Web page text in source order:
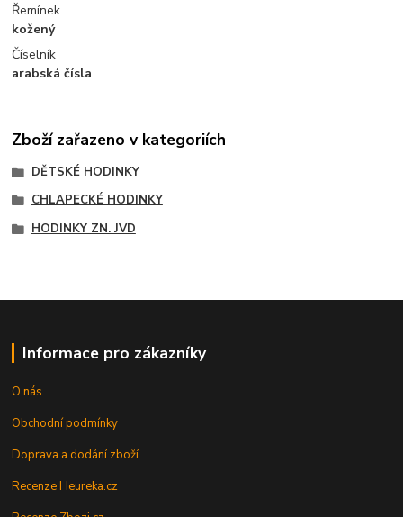
Řemínek
kožený
Číselník
arabská čísla
Zboží zařazeno v kategoriích
DĚTSKÉ HODINKY
CHLAPECKÉ HODINKY
HODINKY ZN. JVD
Informace pro zákazníky
O nás
Obchodní podmínky
Doprava a dodání zboží
Recenze Heureka.cz